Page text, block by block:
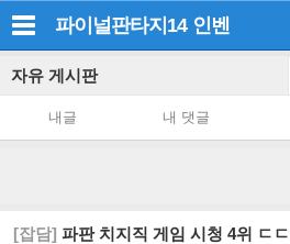
파이널판타지14 인벤
자유 게시판
내글 내 댓글
[잡담] 파판 치지직 게임 시청 4위 ㄷㄷ